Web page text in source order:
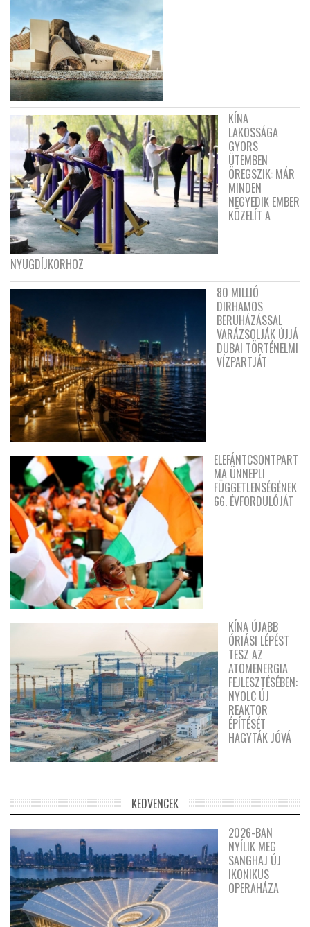
KÍNA
LAKOSSÁGA
GYORS
ÜTEMBEN
ÖREGSZIK: MÁR
MINDEN
NEGYEDIK EMBER
KÖZELÍT A
NYUGDÍJKORHOZ
80 MILLIÓ
DIRHAMOS
BERUHÁZÁSSAL
VARÁZSOLJÁK ÚJJÁ
DUBAI TÖRTÉNELMI
VÍZPARTJÁT
ELEFÁNTCSONTPART
MA ÜNNEPLI
FÜGGETLENSÉGÉNEK
66. ÉVFORDULÓJÁT
KÍNA ÚJABB
ÓRIÁSI LÉPÉST
TESZ AZ
ATOMENERGIA
FEJLESZTÉSÉBEN:
NYOLC ÚJ
REAKTOR
ÉPÍTÉSÉT
HAGYTÁK JÓVÁ
KEDVENCEK
2026-BAN
NYÍLIK MEG
SANGHAJ ÚJ
IKONIKUS
OPERAHÁZA